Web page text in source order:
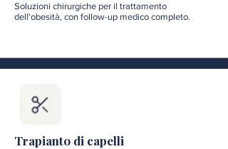
Soluzioni chirurgiche per il trattamento
dell'obesità, con follow-up medico completo.
Trapianto di capelli